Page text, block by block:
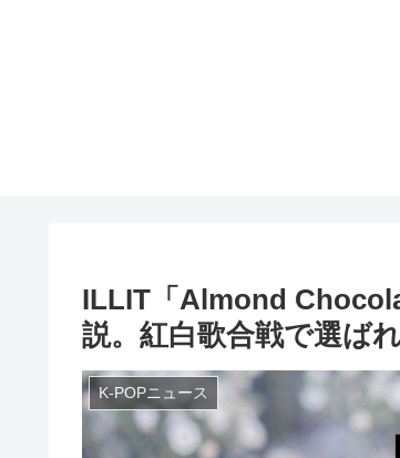
ILLIT「Almond
説。紅白歌合戦で選ば
K-POPニュース